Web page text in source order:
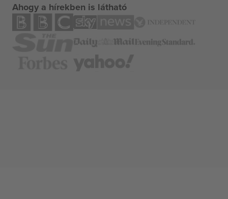
Ahogy a hírekben is látható